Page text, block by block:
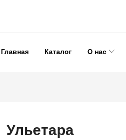
Главная Каталог О нас
Ульетара